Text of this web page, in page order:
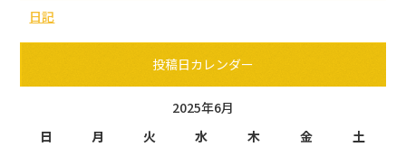
日記
投稿日カレンダー
2025年6月
日
月 火 水 木 金 土